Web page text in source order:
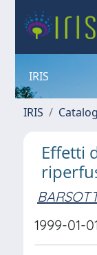
IRIS
IRIS
Effetti
1999-01-